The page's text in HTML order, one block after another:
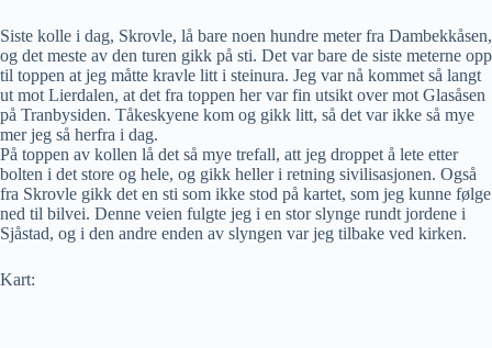
Siste kolle i dag, Skrovle, lå bare noen hundre meter fra Dambekkåsen,
og det meste av den turen gikk på sti. Det var bare de siste meterne opp
til toppen at jeg måtte kravle litt i steinura. Jeg var nå kommet så langt
ut mot Lierdalen, at det fra toppen her var fin utsikt over mot Glasåsen
på Tranbysiden. Tåkeskyene kom og gikk litt, så det var ikke så mye
mer jeg så herfra i dag.
På toppen av kollen lå det så mye trefall, att jeg droppet å lete etter
bolten i det store og hele, og gikk heller i retning sivilisasjonen. Også
fra Skrovle gikk det en sti som ikke stod på kartet, som jeg kunne følge
ned til bilvei. Denne veien fulgte jeg i en stor slynge rundt jordene i
Sjåstad, og i den andre enden av slyngen var jeg tilbake ved kirken.
Kart: